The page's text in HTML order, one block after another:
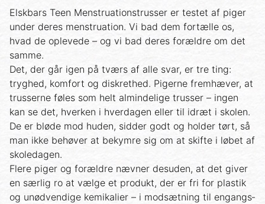
Elskbars Teen Menstruationstrusser er testet af piger
under deres menstruation. Vi bad dem fortælle os,
hvad de oplevede – og vi bad deres forældre om det
samme.
Det, der går igen på tværs af alle svar, er tre ting:
tryghed, komfort og diskrethed. Pigerne fremhæver, at
trusserne føles som helt almindelige trusser – ingen
kan se det, hverken i hverdagen eller til idræt i skolen.
De er bløde mod huden, sidder godt og holder tørt, så
man ikke behøver at bekymre sig om at skifte i løbet af
skoledagen.
Flere piger og forældre nævner desuden, at det giver
en særlig ro at vælge et produkt, der er fri for plastik
og unødvendige kemikalier – i modsætning til engangs­